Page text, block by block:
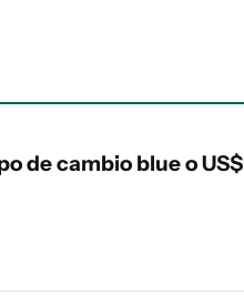
de cambio blue o US$